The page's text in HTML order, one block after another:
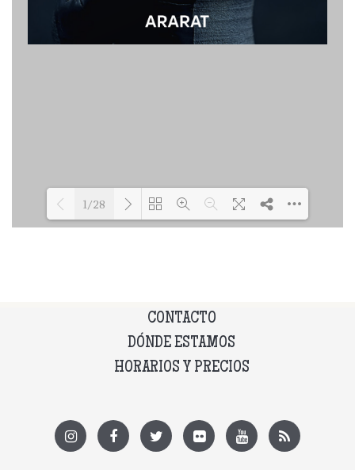
1/28
CONTACTO
DÓNDE ESTAMOS
HORARIOS Y PRECIOS